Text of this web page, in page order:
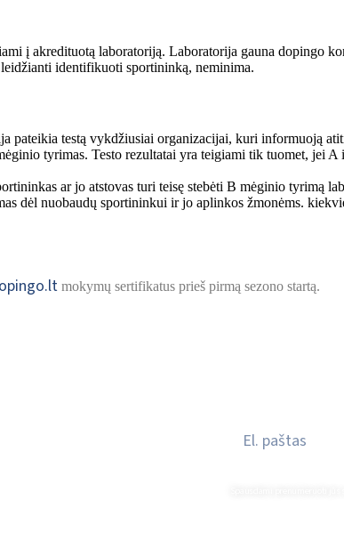
į akredituotą laboratoriją. Laboratorija gauna dopingo
identifikuoti sportininką, neminima.
pateikia testą vykdžiusiai organizacijai, kuri informuoją
tyrimas. Testo rezultatai yra teigiami tik tuomet, jei
ar jo atstovas turi teisę stebėti B mėginio tyrimą
dėl nuobaudų sportininkui ir jo aplinkos žmonėms.
mokymų sertifikatus prieš pirmą sezono startą.